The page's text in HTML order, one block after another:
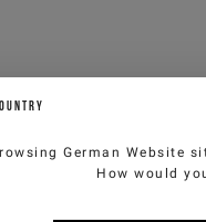
German Website
How would